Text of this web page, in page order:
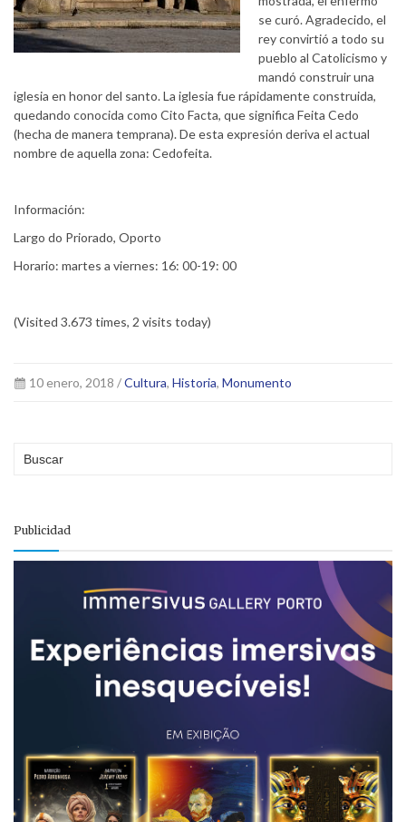
se curó. Agradecido, el
rey convirtió a todo su
pueblo al Catolicismo y
mandó construir una
iglesia en honor del santo. La iglesia fue rápidamente construida,
quedando conocida como Cito Facta, que significa Feita Cedo
(hecha de manera temprana). De esta expresión deriva el actual
nombre de aquella zona: Cedofeita.
Información:
Largo do Priorado, Oporto
Horario: martes a viernes: 16: 00-19: 00
(Visited 3.673 times, 2 visits today)
10 enero, 2018 /Cultura, Historia, Monumento
Publicidad